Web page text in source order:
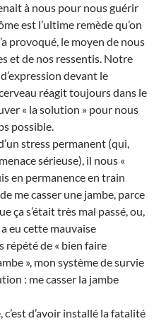
à nous pour nous guérir
est l’ultime remède qu’on
provoqué, le moyen de nous
et de nos ressentis. Notre
devant le
réagit toujours dans le
« la solution » pour nous
possible.
stress permanent (qui,
sérieuse), il nous «
en permanence en train
me casser une jambe, parce
ça s’était très mal passé, ou,
eu cette mauvaise
répété de « bien faire
», mon système de survie
: me casser la jambe
d’avoir installé la fatalité